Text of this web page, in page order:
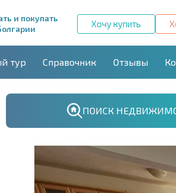
и покупать
Хочу купить
тур Справочник Отзывы
ПОИСК